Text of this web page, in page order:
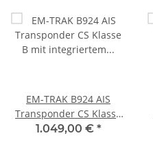
EM-TRAK B924 AIS
Transponder CS Klasse
B mit integriertem
1.049,00 € *